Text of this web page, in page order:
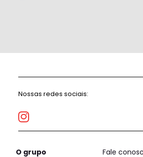
Nossas redes sociais:
O grupo Fale